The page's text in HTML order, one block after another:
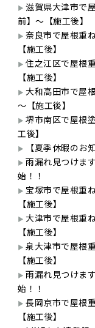
滋賀県大津市で
前】～【施工後】
奈良市で屋根重
【施工後】
住之江区で屋根
【施工後】
大和高田市で屋
～【施工後】
堺市南区で屋根
工後】
【夏季休暇のお
雨漏れ見つけま
始！！
宝塚市で屋根重
【施工後】
大津市で屋根重
【施工後】
泉大津市で屋根
【施工後】
雨漏れ見つけま
始！！
長岡京市で屋根
【施工後】